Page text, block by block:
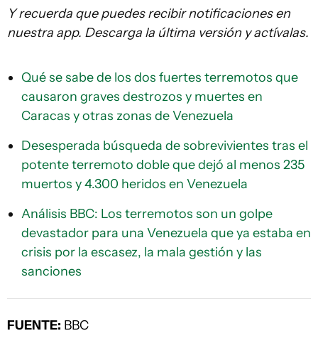
Y recuerda que puedes recibir notificaciones en
nuestra app. Descarga la última versión y actívalas.
Qué se sabe de los dos fuertes terremotos que
causaron graves destrozos y muertes en
Caracas y otras zonas de Venezuela
Desesperada búsqueda de sobrevivientes tras el
potente terremoto doble que dejó al menos 235
muertos y 4.300 heridos en Venezuela
Análisis BBC: Los terremotos son un golpe
devastador para una Venezuela que ya estaba en
crisis por la escasez, la mala gestión y las
sanciones
FUENTE: BBC